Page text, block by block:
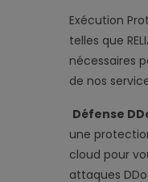
Exécution
telles que
nécessaires
de nos
Défense
une
cloud pour
attaques